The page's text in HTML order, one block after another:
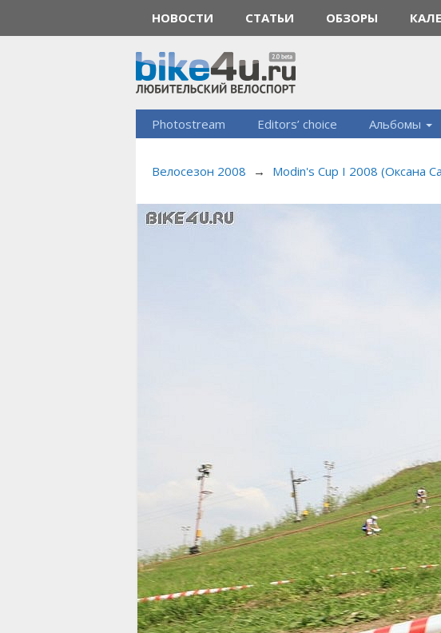
НОВОСТИ СТАТЬИ ОБЗОРЫ
Photostream Editors’ choice Альбомы
Велосезон 2008 → Modin's Cup I 2008 (Оксана